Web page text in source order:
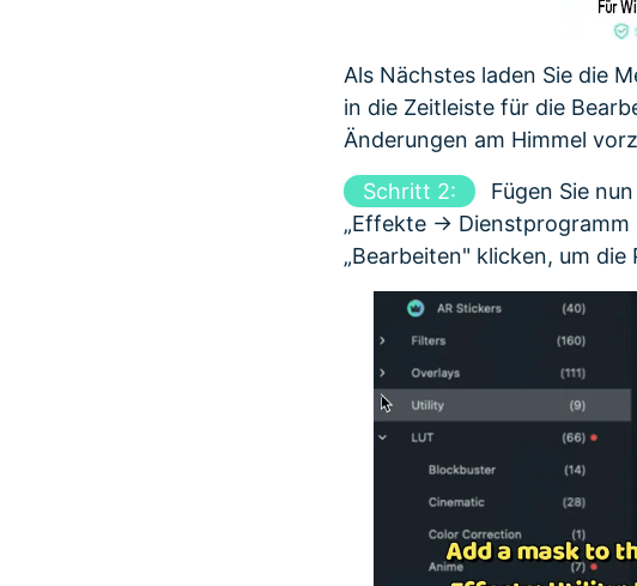
Als Nächstes laden Sie die
in die Zeitleiste für die
Änderungen am Himmel
Schritt 2:
Fügen Sie
„Effekte ->
„Bearbeiten" klicken, um